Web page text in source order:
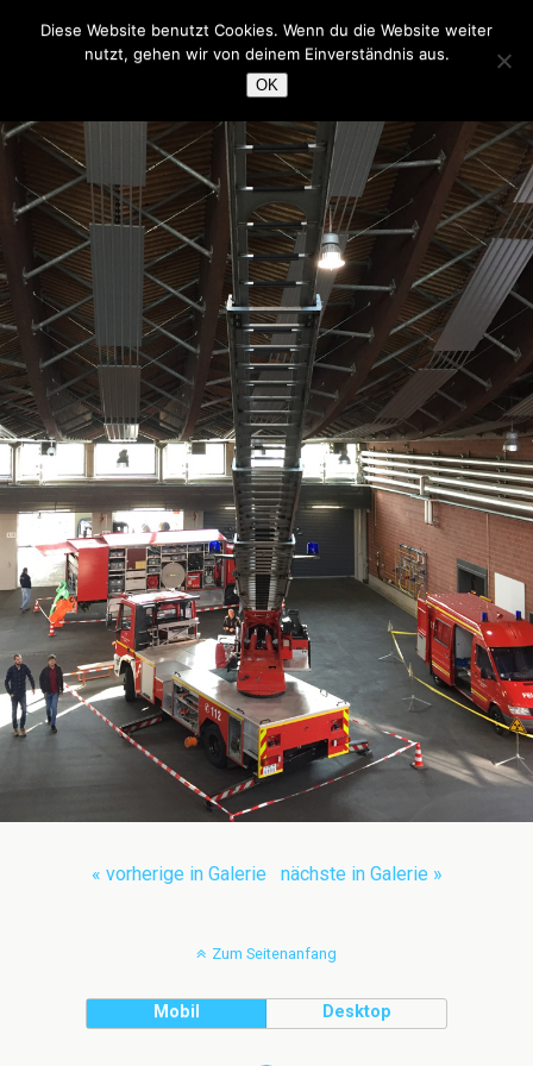
Freiwillige Feuerwehr Neuhaus
Zurück zu Vereinsausflug 2018
« vorherige in Galerie nächste in Galerie »
Zum Seitenanfang
Mobil Desktop
Diese Website benutzt Cookies. Wenn du die Website weiter
nutzt, gehen wir von deinem Einverständnis aus.
OK